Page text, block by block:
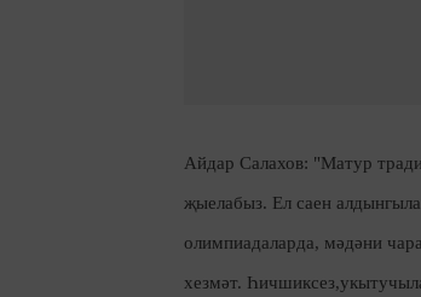
Айдар Салахов: "Матур
җыелабыз. Ел саен
олимпиадаларда, мәдәни
хезмәт. Һичшиксез,у